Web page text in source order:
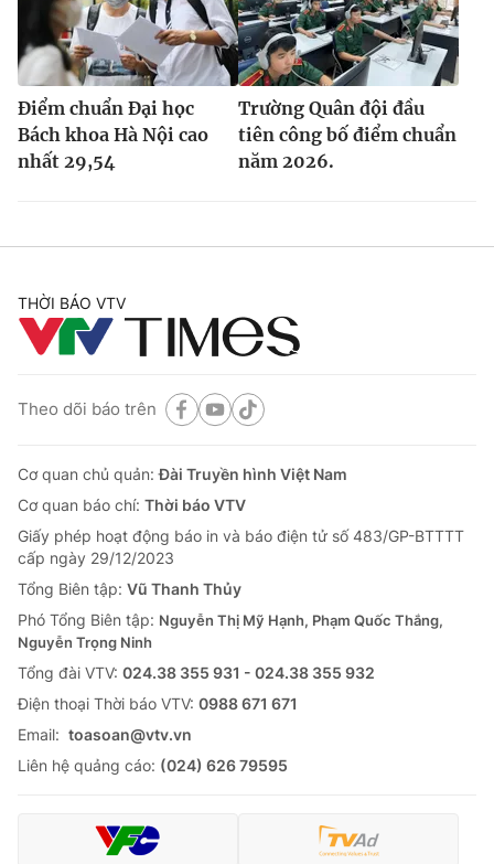
Điểm chuẩn Đại học
Bách khoa Hà Nội cao
nhất 29,54
Trường Quân đội đầu
tiên công bố điểm chuẩn
năm 2026.
THỜI BÁO VTV
Theo dõi báo trên
Cơ quan chủ quản:Đài Truyền hình Việt Nam
Cơ quan báo chí: Thời báo VTV
Giấy phép hoạt động báo in và báo điện tử số 483/GP-BTTTT
cấp ngày 29/12/2023
Tổng Biên tập: Vũ Thanh Thủy
Phó Tổng Biên tập: Nguyễn Thị Mỹ Hạnh, Phạm Quốc Thắng,
Nguyễn Trọng Ninh
Tổng đài VTV: 024.38 355 931 - 024.38 355 932
Ðiện thoại Thời báo VTV: 0988 671 671
Email: toasoan@vtv.vn
Liên hệ quảng cáo: (024) 626 79595